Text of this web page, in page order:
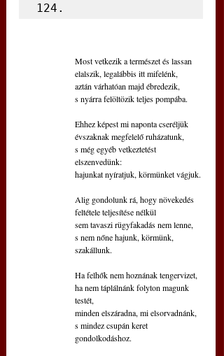
124.
Most vetkezik a természet és lassan
elalszik, legalábbis itt mifelénk,
aztán várhatóan majd ébredezik,
s nyárra felöltözik teljes pompába.
Ehhez képest mi naponta cseréljük
évszaknak megfelelő ruházatunk,
s még egyéb vetkeztetést
elszenvedünk:
hajunkat nyíratjuk, körmünket vágjuk.
Alig gondolunk rá, hogy növekedés
feltétele teljesítése nélkül
sem tavaszi rügyfakadás nem lenne,
s nem nőne hajunk, körmünk,
szakállunk.
Ha felhők nem hoznának tengervizet,
ha nem táplálnánk folyton magunk
testét,
minden elszáradna, mi elsorvadnánk,
s mindez csupán keret
gondolkodáshoz.